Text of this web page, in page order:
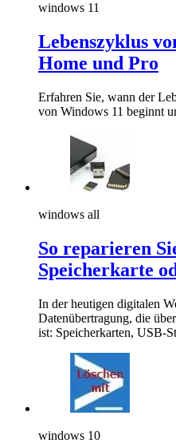
windows 11
Lebenszyklus
Home und Pro
Erfahren Sie, wann der
von Windows 11 beginnt
windows all
So reparieren
Speicherkarte
In der heutigen digitalen
Datenübertragung, die
ist: Speicherkarten, USB-
windows 10